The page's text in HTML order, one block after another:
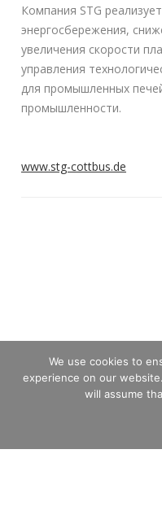
Компания STG
энергосбережения,
увеличения скорости
управления
для промышленных
промышленности.
www.stg-cottbus.de
авторское право © 2026
We use cookies to
experience on our
will assume